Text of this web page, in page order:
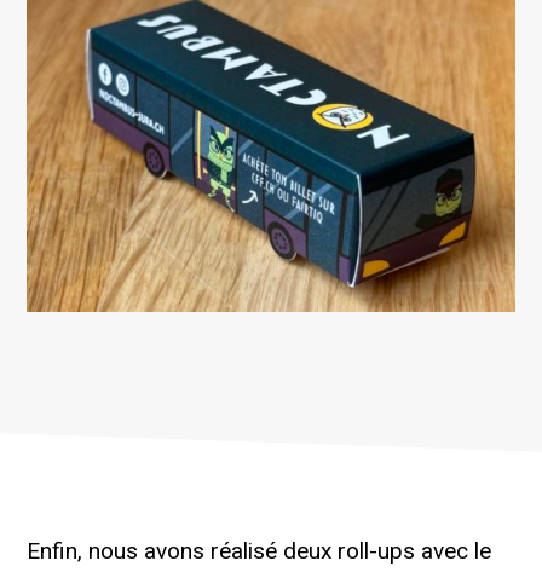
Enfin, nous avons réalisé deux roll-ups avec le